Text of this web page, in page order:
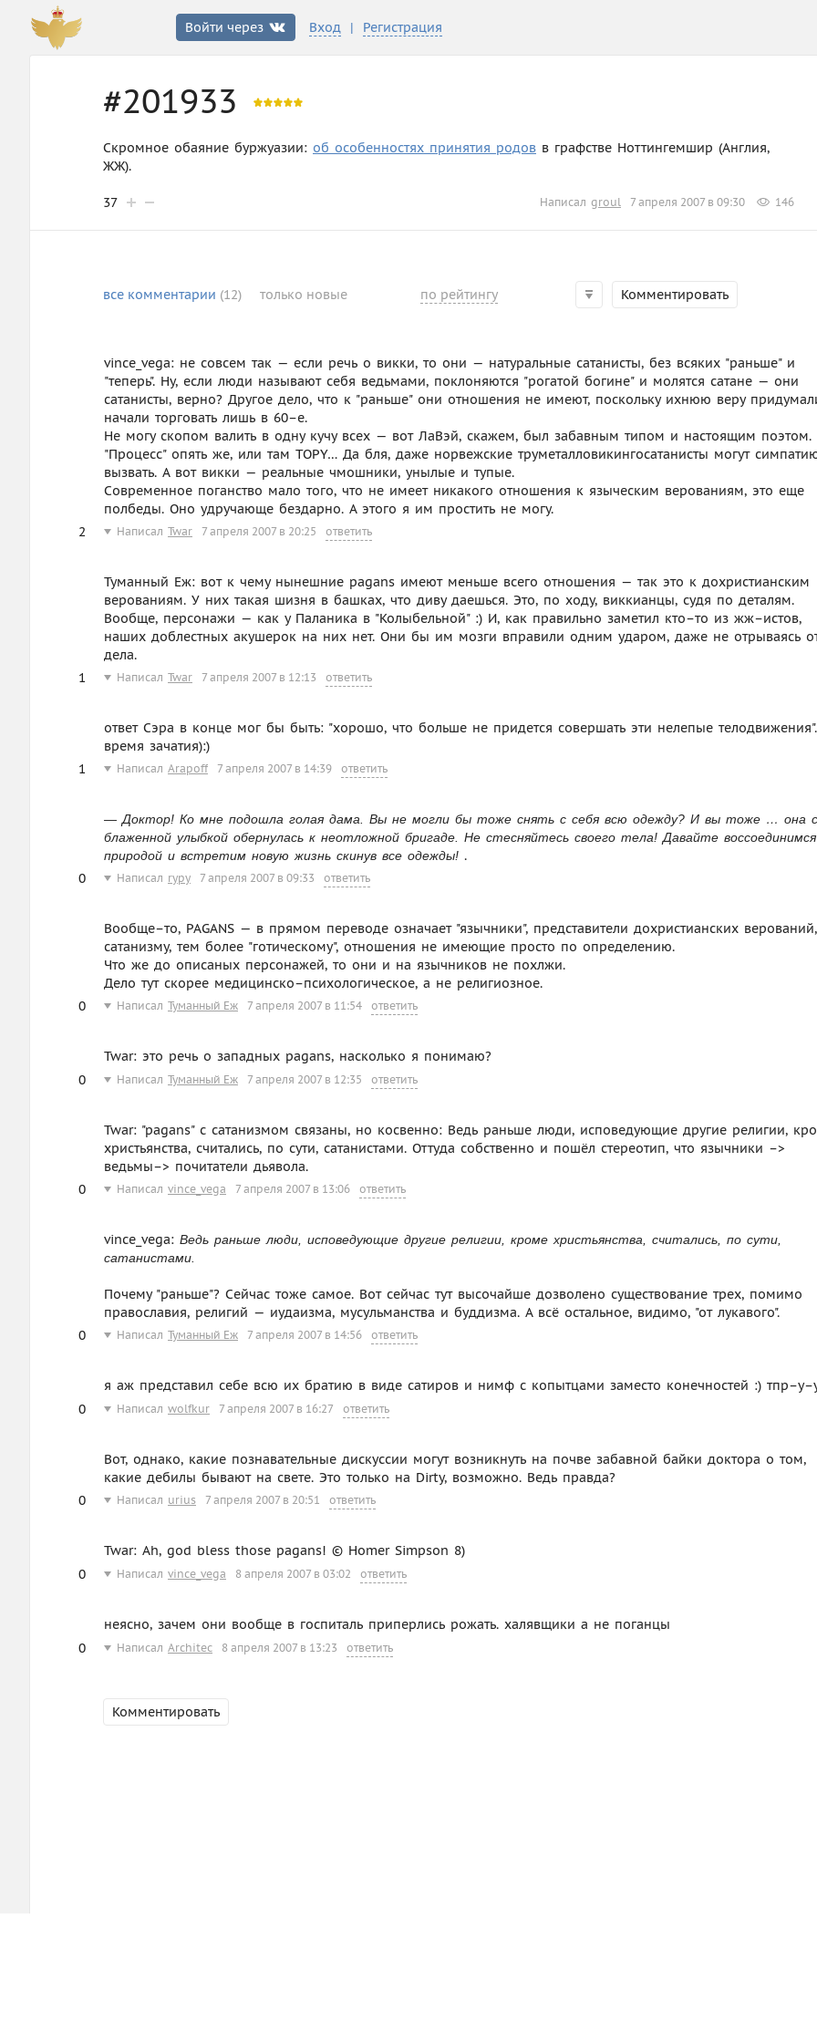
Войти через Вход | Регистрация
#201933
Скромное обаяние буржуазии: об особенностях принятия родов в графстве Ноттингемшир (Англия,
ЖЖ).
Написал groul 7 апреля 2007 в 09:30
37 146
все комментарии (12) только новые по рейтингу Комментировать
vince_vega: не совсем так — если речь о викки, то они — натуральные сатанисты, без всяких "раньше" и
"теперь". Ну, если люди называют себя ведьмами, поклоняются "рогатой богине" и молятся сатане — они
сатанисты, верно? Другое дело, что к "раньше" они отношения не имеют, поскольку ихнюю веру
начали торговать лишь в 60–е.
Не могу скопом валить в одну кучу всех — вот ЛаВэй, скажем, был забавным типом и настоящим поэтом.
"Процесс" опять же, или там TOPY… Да бля, даже норвежские труметалловикингосатанисты могут
вызвать. А вот викки — реальные чмошники, унылые и тупые.
Современное поганство мало того, что не имеет никакого отношения к языческим верованиям, это еще
полбеды. Оно удручающе бездарно. А этого я им простить не могу.
2
Написал Twar 7 апреля 2007 в 20:25 ответить
Туманный Еж: вот к чему нынешние pagans имеют меньше всего отношения — так это к дохристианским
верованиям. У них такая шизня в башках, что диву даешься. Это, по ходу, виккианцы, судя по деталям.
Вообще, персонажи — как у Паланика в "Колыбельной" :) И, как правильно заметил кто–то из жж–истов,
наших доблестных акушерок на них нет. Они бы им мозги вправили одним ударом, даже не отрываясь
дела.
1
Написал Twar 7 апреля 2007 в 12:13 ответить
ответ Сэра в конце мог бы быть: "хорошо, что больше не придется совершать эти нелепые
время зачатия):)
1
Написал Arapoff 7 апреля 2007 в 14:39 ответить
— Доктор! Ко мне подошла голая дама. Вы не могли бы тоже снять с себя всю одежду? И вы тоже … она с
блаженной улыбкой обернулась к неотложной бригаде. Не стесняйтесь своего тела! Давайте
природой и встретим новую жизнь скинув все одежды! .
0
Написал rypy 7 апреля 2007 в 09:33 ответить
Вообще–то, PAGANS — в прямом переводе означает "язычники", представители дохристианских
сатанизму, тем более "готическому", отношения не имеющие просто по определению.
Что же до описаных персонажей, то они и на язычников не похлжи.
Дело тут скорее медицинско–психологическое, а не религиозное.
0
Написал Туманный Еж 7 апреля 2007 в 11:54 ответить
Twar: это речь о западных pagans, насколько я понимаю?
0
Написал Туманный Еж 7 апреля 2007 в 12:35 ответить
Twar: "pagans" с сатанизмом связаны, но косвенно: Ведь раньше люди, исповедующие другие религии,
христьянства, считались, по сути, сатанистами. Оттуда собственно и пошёл стереотип, что язычники –>
ведьмы–> почитатели дьявола.
0
Написал vince_vega 7 апреля 2007 в 13:06 ответить
vince_vega: Ведь раньше люди, исповедующие другие религии, кроме христьянства, считались, по сути,
сатанистами.
Почему "раньше"? Сейчас тоже самое. Вот сейчас тут высочайше дозволено существование трех, помимо
православия, религий — иудаизма, мусульманства и буддизма. А всё остальное, видимо, "от лукавого".
0
Написал Туманный Еж 7 апреля 2007 в 14:56 ответить
я аж представил себе всю их братию в виде сатиров и нимф с копытцами заместо конечностей :)
0
Написал wolfkur 7 апреля 2007 в 16:27 ответить
Вот, однако, какие познавательные дискуссии могут возникнуть на почве забавной байки доктора о том,
какие дебилы бывают на свете. Это только на Dirty, возможно. Ведь правда?
0
Написал urius 7 апреля 2007 в 20:51 ответить
Twar: Ah, god bless those pagans! © Homer Simpson 8)
0
Написал vince_vega 8 апреля 2007 в 03:02 ответить
неясно, зачем они вообще в госпиталь приперлись рожать. халявщики а не поганцы
0
Написал Architec 8 апреля 2007 в 13:23 ответить
Комментировать